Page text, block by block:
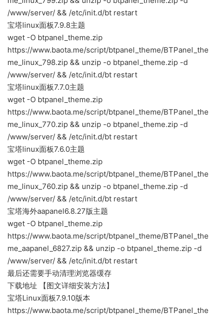
/www/server/ && /etc/init.d/bt restart
宝塔linux面板7.9.8主题
wget -O btpanel_theme.zip
https://www.baota.me/script/btpanel_theme/BTPanel_the
me_linux_798.zip && unzip -o btpanel_theme.zip -d
/www/server/ && /etc/init.d/bt restart
宝塔linux面板7.7.0主题
wget -O btpanel_theme.zip
https://www.baota.me/script/btpanel_theme/BTPanel_the
me_linux_770.zip && unzip -o btpanel_theme.zip -d
/www/server/ && /etc/init.d/bt restart
宝塔linux面板7.6.0主题
wget -O btpanel_theme.zip
https://www.baota.me/script/btpanel_theme/BTPanel_the
me_linux_760.zip && unzip -o btpanel_theme.zip -d
/www/server/ && /etc/init.d/bt restart
宝塔海外aapanel6.8.27版主题
wget -O btpanel_theme.zip
https://www.baota.me/script/btpanel_theme/BTPanel_the
me_aapanel_6827.zip && unzip -o btpanel_theme.zip -d
/www/server/ && /etc/init.d/bt restart
最后还需要手动清理浏览器缓存
下载地址 【图文详细安装方法】
宝塔Linux面板7.9.10版本
https://www.baota.me/script/btpanel_theme/BTPanel_the